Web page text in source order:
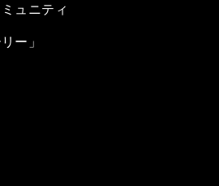
ュニティ
ー」